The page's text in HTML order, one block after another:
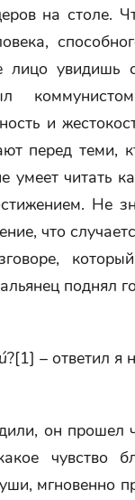
на столе.
лицо увидишь
и
перед теми,
умеет читать
Не
что
поднял
?[1] – ответил я
он прошел
чувство
мгновенно